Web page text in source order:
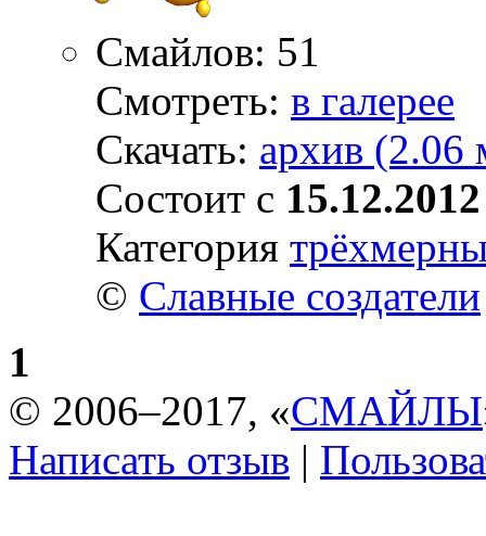
Смайлов: 51
Смотреть: в галерее
Скачать: архив (2.06
Состоит с 15.12.2012
Категория
© Славные создатели
1
© 2006–2017, «СМАЙЛЫ
Написать отзыв |